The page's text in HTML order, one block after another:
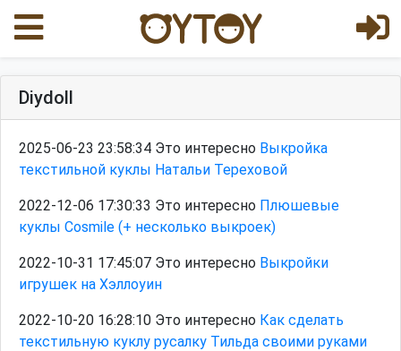
Diydoll
2025-06-23 23:58:34 Это интересно Выкройка
текстильной куклы Натальи Тереховой
2022-12-06 17:30:33 Это интересно Плюшевые
куклы Cosmile (+ несколько выкроек)
2022-10-31 17:45:07 Это интересно Выкройки
игрушек на Хэллоуин
2022-10-20 16:28:10 Это интересно Как сделать
текстильную куклу русалку Тильда своими руками